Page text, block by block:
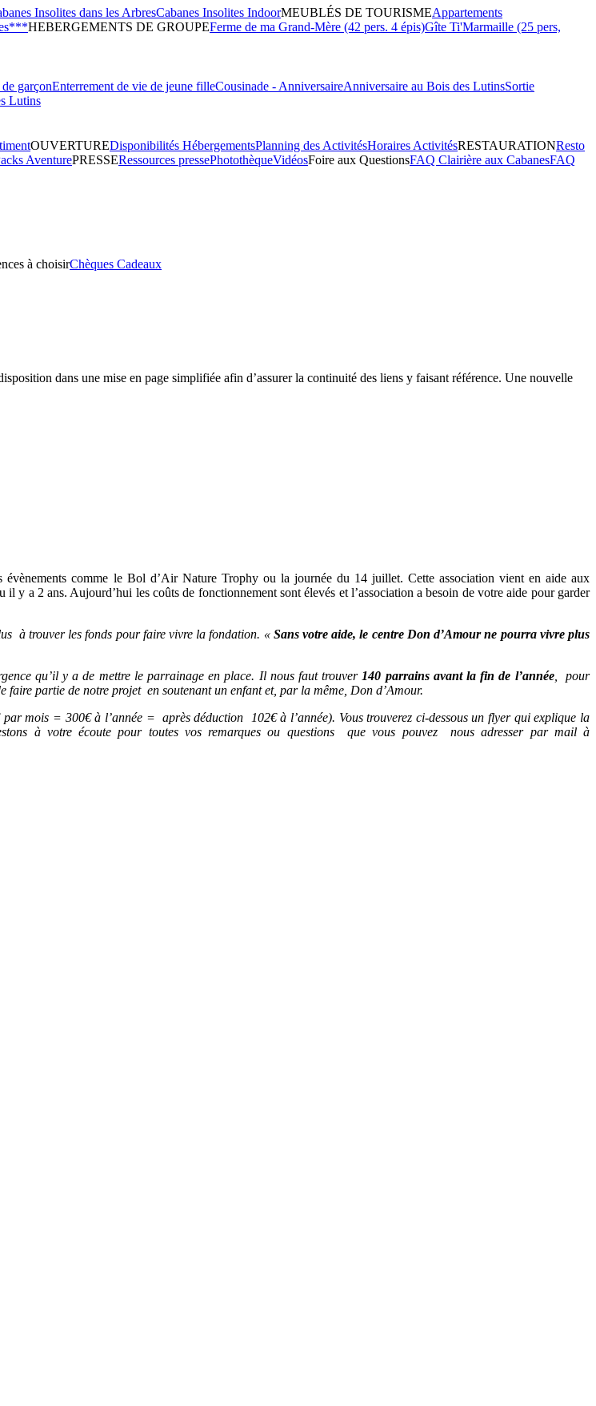
Insolites dans les ArbresCabanes Insolites IndoorMEUBLÉS DE TOURISMEAppartements
HEBERGEMENTS DE GROUPEFerme de ma Grand-Mère (42 pers. 4 épis)Gîte Ti'Marmaille (25 pers,
garçonEnterrement de vie de jeune filleCousinade - AnniversaireAnniversaire au Bois des LutinsSortie
Lutins
OUVERTUREDisponibilités HébergementsPlanning des ActivitésHoraires ActivitésRESTAURATIONResto
AventurePRESSERessources pressePhotothèqueVidéosFoire aux QuestionsFAQ Clairière aux CabanesFAQ
à choisirChèques Cadeaux
dans une mise en page simplifiée afin d’assurer la continuité des liens y faisant référence. Une nouvelle
évènements comme le Bol d’Air Nature Trophy ou la journée du 14 juillet. Cette association vient en aide aux
y a 2 ans. Aujourd’hui les coûts de fonctionnement sont élevés et l’association a besoin de votre aide pour garder
à trouver les fonds pour faire vivre la fondation. « Sans votre aide, le centre Don d’Amour ne pourra vivre plus
qu’il y a de mettre le parrainage en place. Il nous faut trouver 140 parrains avant la fin de l’année, pour
partie de notre projet en soutenant un enfant et, par la même, Don d’Amour.
mois = 300€ à l’année = après déduction 102€ à l’année). Vous trouverez ci-dessous un flyer qui explique la
à votre écoute pour toutes vos remarques ou questions que vous pouvez nous adresser par mail à